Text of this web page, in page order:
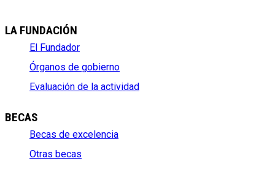
LA FUNDACIÓN
El Fundador
Órganos de gobierno
Evaluación de la actividad
BECAS
Becas de excelencia
Otras becas